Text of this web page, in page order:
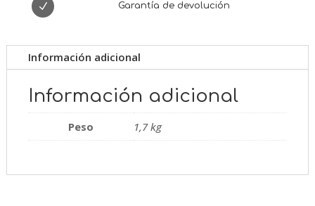
N Garantía de devolución
Información adicional
Información adicional
Peso 1,7 kg